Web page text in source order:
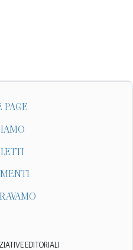
PAGE
EDITORIALI